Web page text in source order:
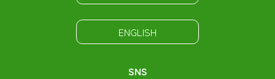
ENGLISH
SNS